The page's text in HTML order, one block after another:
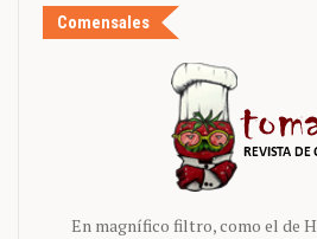
Comensales
En magnífico filtro, como el de